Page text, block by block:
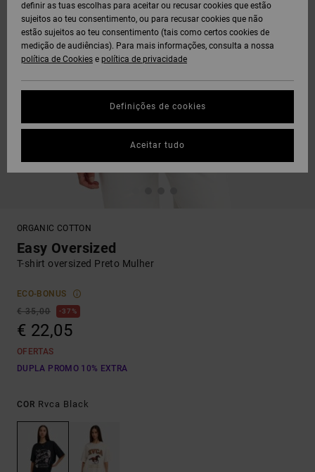
ORGANIC COTTON
Easy Oversized
T-shirt oversized Preto Mulher
ECO-BONUS
€ 35,00
37%
€ 22,05
OFERTAS
DUPLA PROMO 10% EXTRA
COR Rvca Black
definir as tuas escolhas para aceitar ou recusar cookies que estão
sujeitos ao teu consentimento, ou para recusar cookies que não
estão sujeitos ao teu consentimento (tais como certos cookies de
medição de audiências). Para mais informações, consulta a nossa
política de Cookies e política de privacidade
Definições de cookies
Aceitar tudo